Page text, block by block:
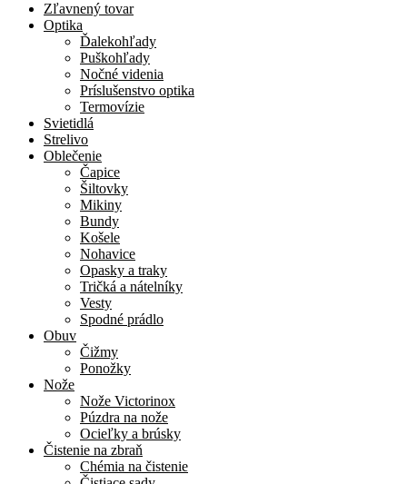
Zľavnený tovar
Optika
Ďalekohľady
Puškohľady
Nočné videnia
Príslušenstvo optika
Termovízie
Svietidlá
Strelivo
Oblečenie
Čapice
Šiltovky
Mikiny
Bundy
Košele
Nohavice
Opasky a traky
Tričká a nátelníky
Vesty
Spodné prádlo
Obuv
Čižmy
Ponožky
Nože
Nože Victorinox
Púzdra na nože
Ocieľky a brúsky
Čistenie na zbraň
Chémia na čistenie